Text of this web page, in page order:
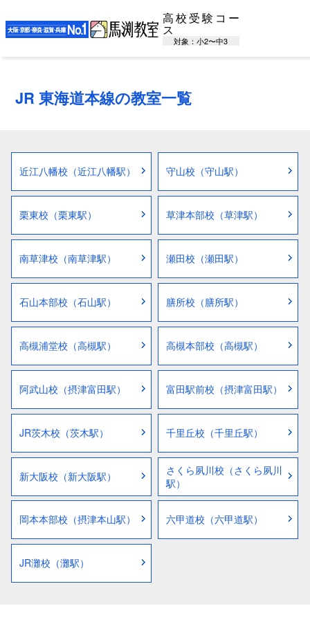
高校受験コー
ス
対象：小2〜中3
JR 東海道本線の教室一覧
近江八幡校（近江八幡駅） 守山校（守山駅）
栗東校（栗東駅） 草津本部校（草津駅）
南草津校（南草津駅） 瀬田校（瀬田駅）
石山本部校（石山駅） 膳所校（膳所駅）
高槻浦堂校（高槻駅） 高槻本部校（高槻駅）
阿武山校（摂津富田駅） 富田駅前校（摂津富田駅）
JR茨木校（茨木駅） 千里丘校（千里丘駅）
新大阪校（新大阪駅）
さくら夙川校（さくら夙川
駅）
岡本本部校（摂津本山駅） 六甲道校（六甲道駅）
JR灘校（灘駅）